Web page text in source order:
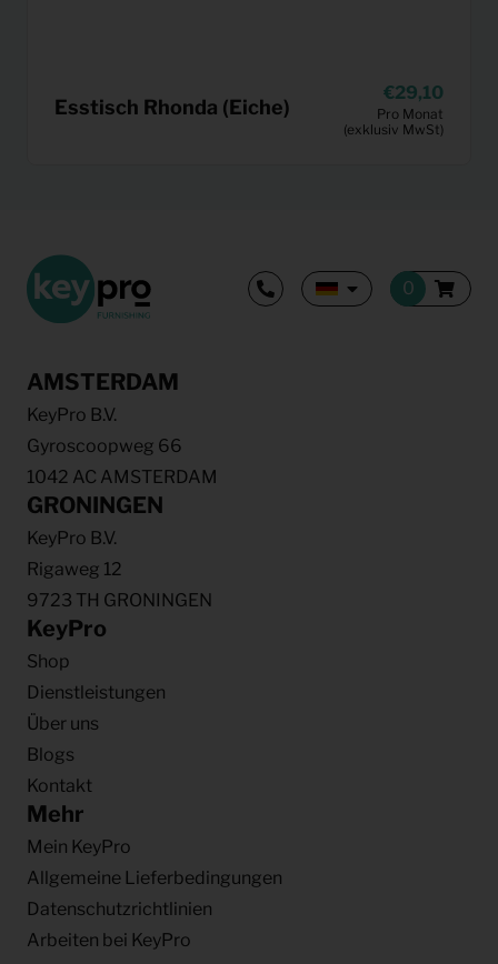
Esstisch Rhonda (Eiche)
29,10
Pro Monat
(exklusiv MwSt)
AMSTERDAM
KeyPro B.V.
Gyroscoopweg 66
1042 AC AMSTERDAM
GRONINGEN
KeyPro B.V.
Rigaweg 12
9723 TH GRONINGEN
KeyPro
Shop
Dienstleistungen
Über uns
Blogs
Kontakt
Mehr
Mein KeyPro
Allgemeine Lieferbedingungen
Datenschutzrichtlinien
Arbeiten bei KeyPro